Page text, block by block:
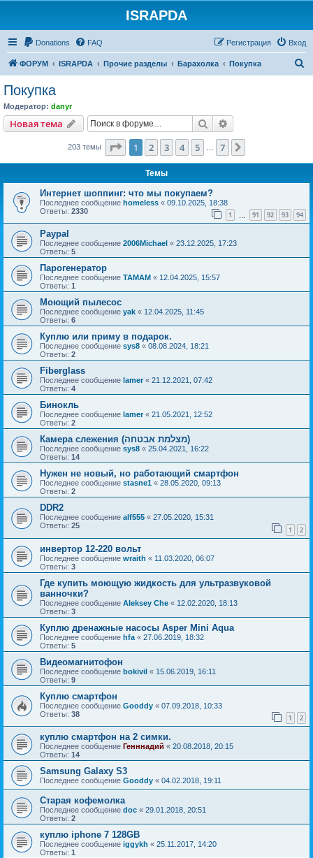
ISRAPDA
Donations FAQ Вход
Регистрация
ФОРУМ ISRAPDA Прочие разделы Барахолка Покупка
Покупка
Модератор: danyr
Новая тема
Новаятема Поиск
203 темы Страница из
1 2 3 4 5 7
Темы
Интернет шоппинг: что мы покупаем?
Последнее сообщение homeless « 09.10.2025, 18:38
Ответы: 2330 1 91 92 93 94
Paypal
Последнее сообщение 2006Michael « 23.12.2025, 17:23
Ответы: 5
Парогенератор
Последнее сообщение TAMAM « 12.04.2025, 15:57
Ответы: 1
Моющий пылесос
Последнее сообщение yak « 12.04.2025, 11:45
Ответы: 6
Куплю или приму в подарок.
Последнее сообщение sys8 « 08.08.2024, 18:21
Ответы: 2
Fiberglass
Последнее сообщение lamer « 21.12.2021, 07:42
Ответы: 4
Бинокль
Последнее сообщение lamer« 21.05.2021, 12:52
Ответы: 2
Камера слежения (מצלמת אבטחה)
Последнее сообщение sys8 « 25.04.2021, 16:22
Ответы: 14
Нужен не новый, но работающий смартфон
Последнее сообщение stasne1 « 28.05.2020, 09:13
Ответы: 2
DDR2
Последнее сообщение alf555 « 27.05.2020, 15:31
Ответы: 25 1 2
инвертор 12-220 вольт
Последнее сообщение wraith « 11.03.2020, 06:07
Ответы: 3
Где купить моющую жидкость для ультразвуковой
ванночки?
Последнее сообщение Aleksey Che « 12.02.2020, 18:13
Ответы: 3
Куплю дренажные насосы Asper Mini Aqua
Последнее сообщение hfa « 27.06.2019, 18:32
Ответы: 5
Видеомагнитофон
Последнее сообщение bokivil « 15.06.2019, 16:11
Ответы: 9
Куплю смартфон
Последнее сообщение Gooddy « 07.09.2018, 10:33
Ответы: 38 1 2
куплю смартфон на 2 симки.
Последнее сообщение Генннадий « 20.08.2018, 20:15
Ответы: 14
Samsung Galaxy S3
Последнее сообщение Gooddy « 04.02.2018, 19:11
Старая кофемолка
Последнее сообщение doc « 29.01.2018, 20:51
Ответы: 2
куплю iphone 7 128GB
Последнее сообщение iggykh « 25.11.2017, 14:20
Ответы: 1